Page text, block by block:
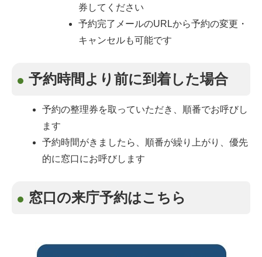
券してください
予約完了メールのURLから予約の変更・
キャンセルも可能です
予約時間より前に到着した場合
予約の整理券を取っていただき、順番でお呼びし
ます
予約時間がきましたら、順番が繰り上がり、優先
的に窓口にお呼びします
窓口の来庁予約はこちら